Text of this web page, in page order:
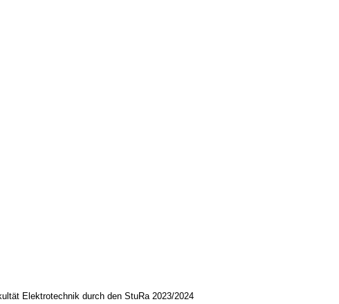
Elektrotechnik durch den StuRa 2023/2024